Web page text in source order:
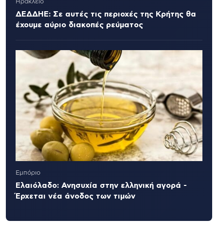
Ηράκλειο
ΔΕΔΔΗΕ: Σε αυτές τις περιοχές της Κρήτης θα
έχουμε αύριο διακοπές ρεύματος
Εμπόριο
Ελαιόλαδο: Ανησυχία στην ελληνική αγορά -
Έρχεται νέα άνοδος των τιμών